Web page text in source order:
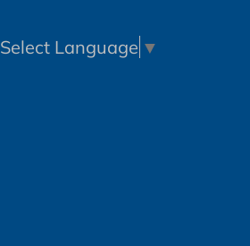
Select Language ▼